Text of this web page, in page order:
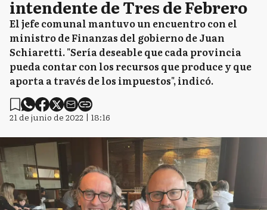
intendente de Tres de Febrero
El jefe comunal mantuvo un encuentro con el
ministro de Finanzas del gobierno de Juan
Schiaretti. "Sería deseable que cada provincia
pueda contar con los recursos que produce y que
aporta a través de los impuestos", indicó.
21 de junio de 2022 | 18:16